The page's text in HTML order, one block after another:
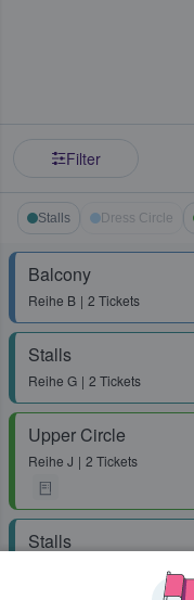
Filter
Stalls Dress Circle
Balcony
Reihe B 2 Tickets
Stalls
Reihe G 2 Tickets
Upper Circle
Reihe J 2 Tickets
Stalls